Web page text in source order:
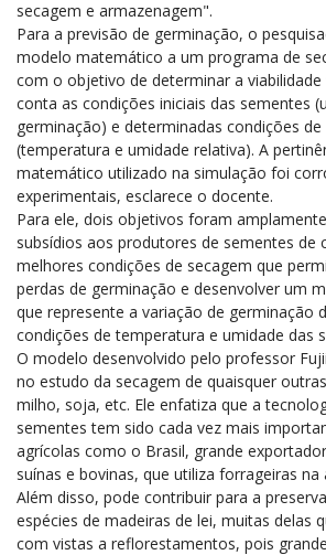
secagem e armazenagem".
Para a previsão de germinação, o
modelo matemático a um programa de
com o objetivo de determinar a
conta as condições iniciais das sementes
germinação) e determinadas condições de
(temperatura e umidade relativa). A
matemático utilizado na simulação foi
experimentais, esclarece o docente.
Para ele, dois objetivos foram
subsídios aos produtores de sementes de
melhores condições de secagem que
perdas de germinação e desenvolver um
que represente a variação de germinação
condições de temperatura e umidade das
O modelo desenvolvido pelo professor
no estudo da secagem de quaisquer
milho, soja, etc. Ele enfatiza que a
sementes tem sido cada vez mais
agrícolas como o Brasil, grande
suínas e bovinas, que utiliza forrageiras
Além disso, pode contribuir para a
espécies de madeiras de lei, muitas delas
com vistas a reflorestamentos, pois